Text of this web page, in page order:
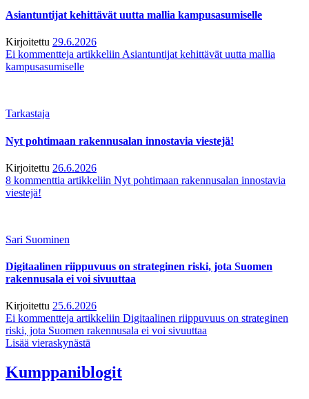
Asiantuntijat kehittävät uutta mallia kampusasumiselle
Kirjoitettu 29.6.2026
Ei kommentteja artikkeliin Asiantuntijat kehittävät uutta mallia
kampusasumiselle
Tarkastaja
Nyt pohtimaan rakennusalan innostavia viestejä!
Kirjoitettu 26.6.2026
8 kommenttia artikkeliin Nyt pohtimaan rakennusalan innostavia
viestejä!
Sari Suominen
Digitaalinen riippuvuus on strateginen riski, jota Suomen
rakennusala ei voi sivuuttaa
Kirjoitettu 25.6.2026
Ei kommentteja artikkeliin Digitaalinen riippuvuus on strateginen
riski, jota Suomen rakennusala ei voi sivuuttaa
Lisää vieraskynästä
Kumppaniblogit